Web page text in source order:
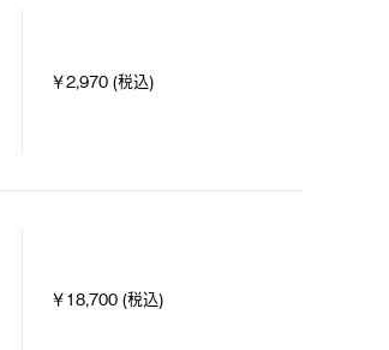
￥2,970 (税込)
￥18,700 (税込)